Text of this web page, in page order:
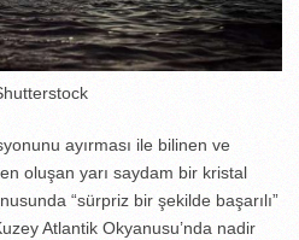
ayırması ile bilinen ve
oluşan yarı saydam bir kristal
“sürpriz bir şekilde başarılı”
Atlantik Okyanusu’nda nadir